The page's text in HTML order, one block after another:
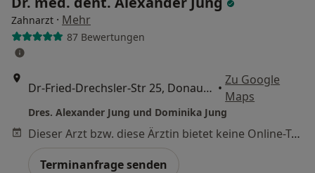
Zahnarzt · Mehr
87 Bewertungen
Dr-Fried-Drechsler-Str 25, Donauwörth •
Zu Google
Maps
Dres. Alexander Jung und Dominika Jung
Dieser Arzt bzw. diese Ärztin bietet keine Online-Terminbuchung an diesem Standort an.
Terminanfrage senden